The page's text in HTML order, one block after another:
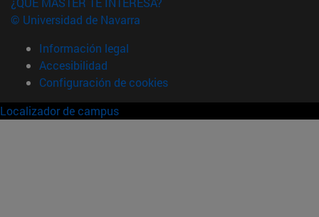
© Universidad de Navarra
Información legal
Accesibilidad
Configuración de cookies
Localizador de campus